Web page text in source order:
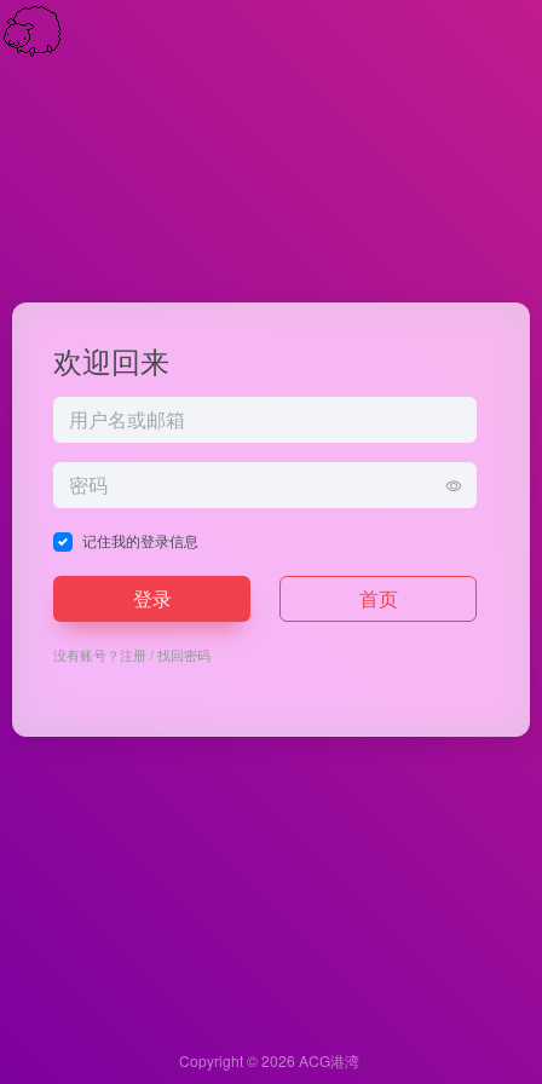
欢迎回来
记住我的登录信息
登录 首页
没有账号？注册/找回密码
Copyright © 2026 ACG港湾